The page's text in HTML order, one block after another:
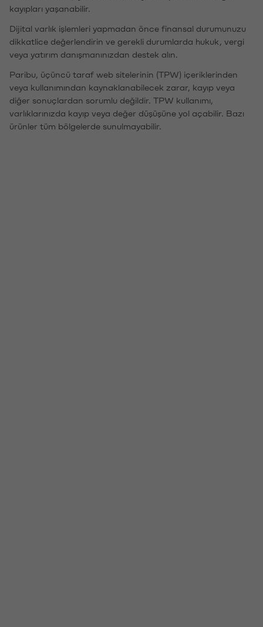
kayıpları yaşanabilir.
Dijital varlık işlemleri yapmadan önce finansal durumunuzu
dikkatlice değerlendirin ve gerekli durumlarda hukuk, vergi
veya yatırım danışmanınızdan destek alın.
Paribu, üçüncü taraf web sitelerinin (TPW) içeriklerinden
veya kullanımından kaynaklanabilecek zarar, kayıp veya
diğer sonuçlardan sorumlu değildir. TPW kullanımı,
varlıklarınızda kayıp veya değer düşüşüne yol açabilir. Bazı
ürünler tüm bölgelerde sunulmayabilir.